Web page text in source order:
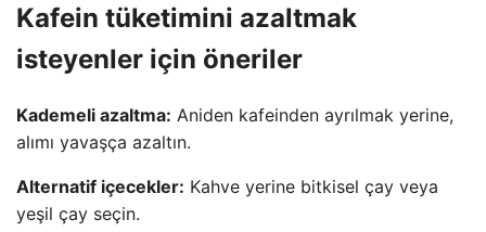
Kafein tüketimini azaltmak
isteyenler için öneriler
Kademeli azaltma: Aniden kafeinden ayrılmak yerine,
alımı yavaşça azaltın.
Alternatif içecekler: Kahve yerine bitkisel çay veya
yeşil çay seçin.